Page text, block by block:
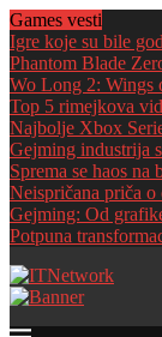
Games vesti
Igre koje su bile
Phantom Blade
Wo Long 2: Wings
Top 5 rimejkova
Najbolje Xbox
Gejming industrija
Sprema se haos
Neispričana priča
Gejming: Od
Potpuna